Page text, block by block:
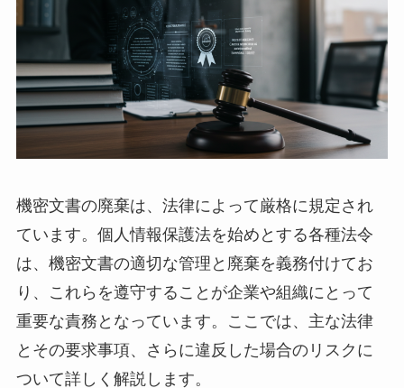
機密文書の廃棄は、法律によって厳格に規定され
ています。個人情報保護法を始めとする各種法令
は、機密文書の適切な管理と廃棄を義務付けてお
り、これらを遵守することが企業や組織にとって
重要な責務となっています。ここでは、主な法律
とその要求事項、さらに違反した場合のリスクに
ついて詳しく解説します。